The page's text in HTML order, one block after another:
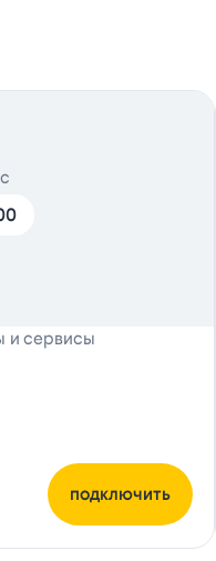
и сервисы
подключить